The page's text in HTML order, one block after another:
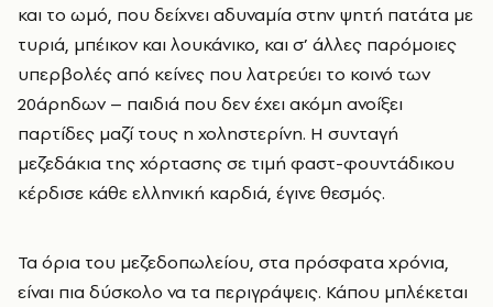
και το ωμό, που δείχνει αδυναμία στην ψητή πατάτα με
τυριά, μπέικον και λουκάνικο, και σ’ άλλες παρόμοιες
υπερβολές από κείνες που λατρεύει το κοινό των
20άρηδων – παιδιά που δεν έχει ακόμη ανοίξει
παρτίδες μαζί τους η χοληστερίνη. Η συνταγή
μεζεδάκια της χόρτασης σε τιμή φαστ-φουντάδικου
κέρδισε κάθε ελληνική καρδιά, έγινε θεσμός.
Τα όρια του μεζεδοπωλείου, στα πρόσφατα χρόνια,
είναι πια δύσκολο να τα περιγράψεις. Κάπου μπλέκεται